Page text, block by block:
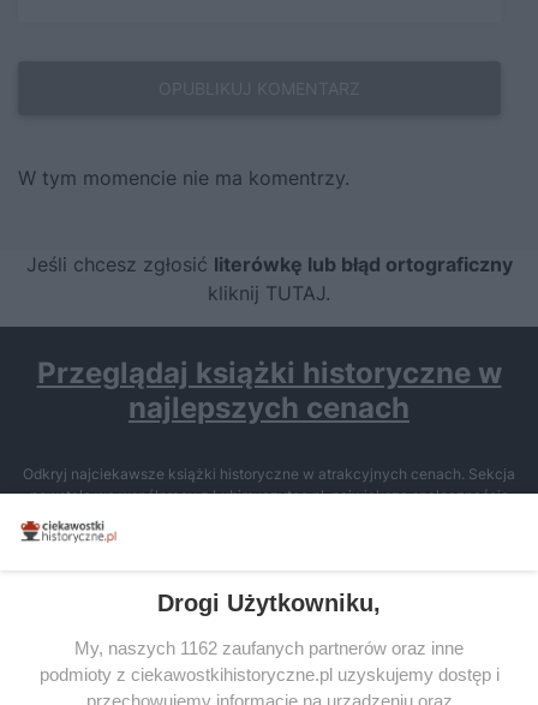
W tym momencie nie ma komentrzy.
Jeśli chcesz zgłosić literówkę lub błąd ortograficzny
kliknij TUTAJ.
Przeglądaj książki historyczne w
najlepszych cenach
Odkryj najciekawsze książki historyczne w atrakcyjnych cenach. Sekcja
powstała we współpracy z Lubimyczytac.pl, największą społecznością
miłośników literatury w Polsce – dzięki temu możesz wybierać spośród
tytułów najwyżej ocenianych przez czytelników.
SERWIS
Drogi Użytkowniku,
My, naszych 1162 zaufanych partnerów oraz inne
podmioty z ciekawostkihistoryczne.pl uzyskujemy dostęp i
przechowujemy informacje na urządzeniu oraz